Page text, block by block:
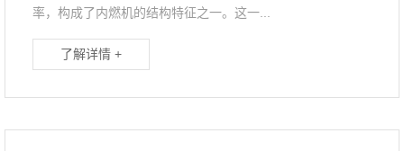
率，构成了内燃机的结构特征之一。这一...
了解详情 +